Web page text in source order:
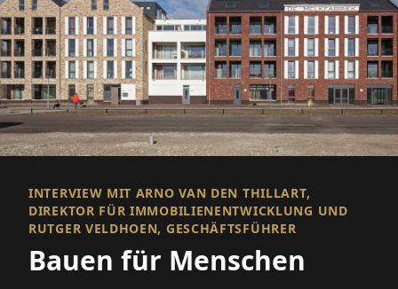
INTERVIEW MIT ARNO VAN DEN THILLART,
DIREKTOR FÜR IMMOBILIENENTWICKLUNG UND
RUTGER VELDHOEN, GESCHÄFTSFÜHRER
Bauen für Menschen